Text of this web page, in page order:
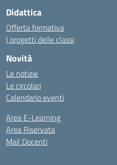
Didattica
Offerta formativa
I progetti delle classi
Novità
Le notizie
Le circolari
Calendario eventi
Area E-Learning
Area Riservata
Mail Docenti